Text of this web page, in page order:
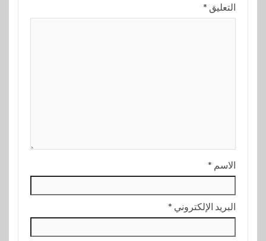
التعليق *
الاسم *
البريد الإلكتروني *